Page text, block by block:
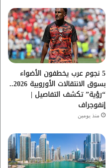
ي
و
ب
ت
ق
ر
م
5 نجوم عرب يخطفون الأضواء
بسوق الانتقالات الأوروبية 2026..
“رؤية” تكشف التفاصيل |
إنفوجراف
منذ يومين